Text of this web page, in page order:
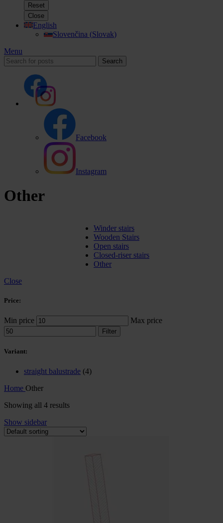
Reset
Close
English
Slovenčina (Slovak)
Menu
Search
Facebook
Instagram
Other
Winder stairs
Wooden Stairs
Open stairs
Closed-riser stairs
Other
Close
Price:
Min price Max price
Filter
Variant:
straight balustrade (4)
Home Other
Showing all 4 results
Show sidebar